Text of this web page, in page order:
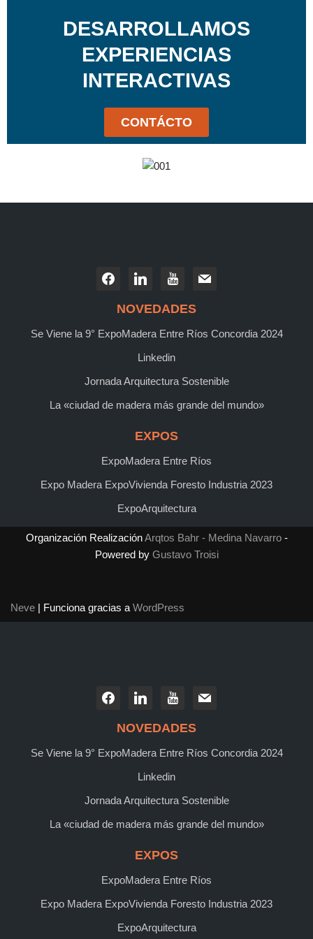
DESARROLLAMOS
EXPERIENCIAS
INTERACTIVAS
CONTÁCTO
NOVEDADES
Se Viene la 9° ExpoMadera Entre Ríos Concordia 2024
Linkedin
Jornada Arquitectura Sostenible
La «ciudad de madera más grande del mundo»
EXPOS
ExpoMadera Entre Ríos
Expo Madera ExpoVivienda Foresto Industria 2023
ExpoArquitectura
Organización RealizaciónArqtos Bahr - Medina Navarro-
Powered by Gustavo Troisi
Neve | Funciona gracias a WordPress
NOVEDADES
Se Viene la 9° ExpoMadera Entre Ríos Concordia 2024
Linkedin
Jornada Arquitectura Sostenible
La «ciudad de madera más grande del mundo»
EXPOS
ExpoMadera Entre Ríos
Expo Madera ExpoVivienda Foresto Industria 2023
ExpoArquitectura